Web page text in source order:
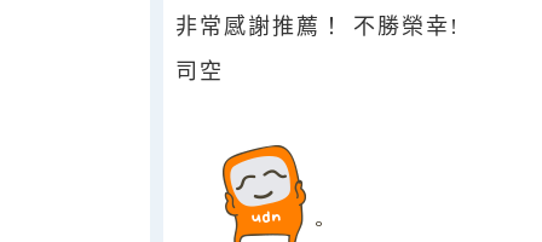
非常感謝推薦！ 不勝榮幸!
司空